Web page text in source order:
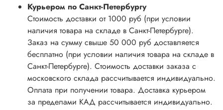
Курьером по Санкт-Петербургу
Стоимость доставки от 1000 руб (при условии
наличия товара на складе в Санкт-Петербурге).
Заказ на сумму свыше 50 000 руб доставляется
бесплатно (при условии наличия товара на складе в
Санкт-Петербурге). Стоимость доставки заказа с
московского склада рассчитывается индивидуально.
Оплата при получении товара. Доставка курьером
за пределами КАД рассчитывается индивидуально.